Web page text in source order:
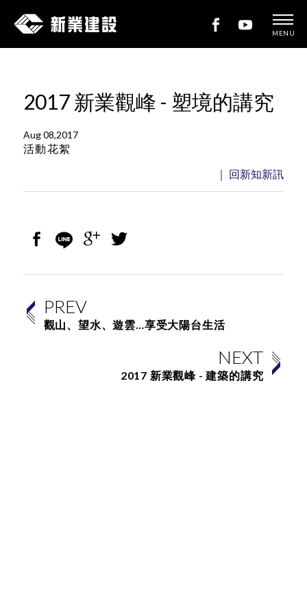
新
建
MENU
2017 新業觀峰 - 塑境的講究
Aug 08,2017
活動花絮
｜ 回新知新訊
PREV
觀山、望水、遊雲…享受大陽台生活
NEXT
2017 新業觀峰 - 建築的講究